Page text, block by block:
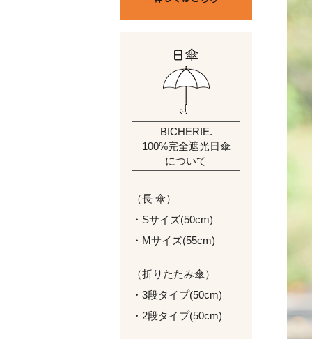
BICHERIE.
100%完全遮光日傘
について
（長 傘）
・Sサイズ(50cm)
・Mサイズ(55cm)
（折りたたみ傘）
・3段タイプ(50cm)
・2段タイプ(50cm)